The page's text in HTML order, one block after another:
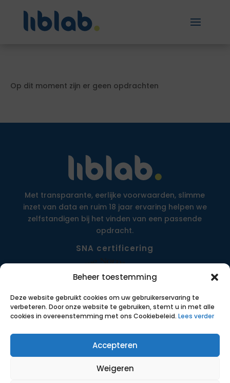
Beheer toestemming
Deze website gebruikt cookies om uw gebruikerservaring te
verbeteren. Door onze website te gebruiken, stemt u in met alle
cookies in overeenstemming met ons Cookiebeleid. Lees verder
Accepteren
Weigeren
Op dit moment zijn er geen opdrachten
Met transparante, eerlijke voorwaarden, slimme
inzet van data en ruim 18 jaar ervaring helpen we
zelfstandigen bij het vinden van een passende
opdracht.
SNA certificering
Opdrachten